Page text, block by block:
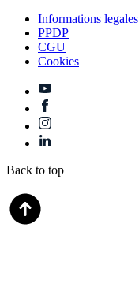
Informations legales
PPDP
CGU
Cookies
Back to top